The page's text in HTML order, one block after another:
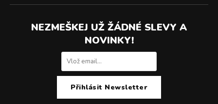
NEZMEŠKEJ UŽ ŽÁDNÉ SLEVY A
NOVINKY!